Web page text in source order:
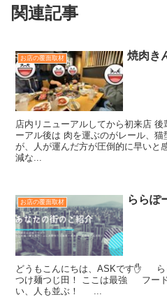
関連記事
お店の覆面取材 焼肉き
店内リニューアルしてから初来店
ーアル後は 肉を運ぶのがレール、
が、人が運んだ方が圧倒的に早いと
減な...
お店の覆面取材 ららぽ
どうもこんにちは、ASKです✋ ら
つけ麺つじ田！ ここは最強 フー
い、人も並ぶ！ ...